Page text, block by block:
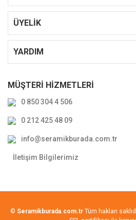
ÜYELİK
YARDIM
MÜŞTERİ HİZMETLERİ
0 850 304 4 506
0 212 425 48 09
info@seramikburada.com.tr
İletişim Bilgilerimiz
© Seramikburada.com.tr Tüm hakları